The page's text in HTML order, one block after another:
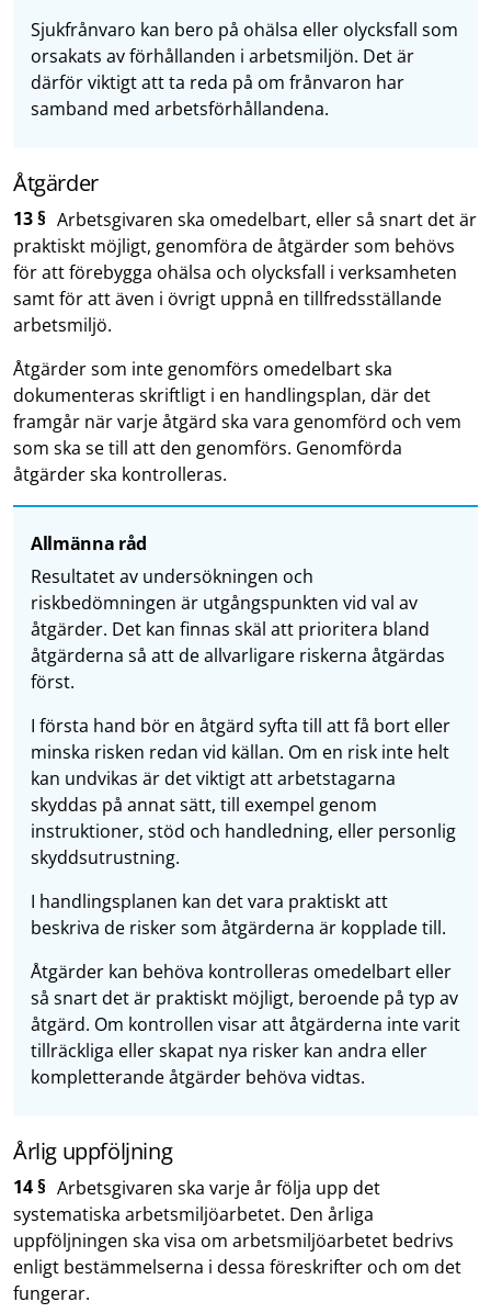
Sjukfrånvaro kan bero på ohälsa eller olycksfall som
orsakats av förhållanden i arbetsmiljön. Det är
därför viktigt att ta reda på om frånvaron har
samband med arbetsförhållandena.
Åtgärder
13 § Arbetsgivaren ska omedelbart, eller så snart det är
praktiskt möjligt, genomföra de åtgärder som behövs
för att förebygga ohälsa och olycksfall i verksamheten
samt för att även i övrigt uppnå en tillfredsställande
arbetsmiljö.
Åtgärder som inte genomförs omedelbart ska
dokumenteras skriftligt i en handlingsplan, där det
framgår när varje åtgärd ska vara genomförd och vem
som ska se till att den genomförs. Genomförda
åtgärder ska kontrolleras.
Allmänna råd
Resultatet av undersökningen och
riskbedömningen är utgångspunkten vid val av
åtgärder. Det kan finnas skäl att prioritera bland
åtgärderna så att de allvarligare riskerna åtgärdas
först.
I första hand bör en åtgärd syfta till att få bort eller
minska risken redan vid källan. Om en risk inte helt
kan undvikas är det viktigt att arbetstagarna
skyddas på annat sätt, till exempel genom
instruktioner, stöd och handledning, eller personlig
skyddsutrustning.
I handlingsplanen kan det vara praktiskt att
beskriva de risker som åtgärderna är kopplade till.
Åtgärder kan behöva kontrolleras omedelbart eller
så snart det är praktiskt möjligt, beroende på typ av
åtgärd. Om kontrollen visar att åtgärderna inte varit
tillräckliga eller skapat nya risker kan andra eller
kompletterande åtgärder behöva vidtas.
Årlig uppföljning
14 § Arbetsgivaren ska varje år följa upp det
systematiska arbetsmiljöarbetet. Den årliga
uppföljningen ska visa om arbetsmiljöarbetet bedrivs
enligt bestämmelserna i dessa föreskrifter och om det
fungerar.